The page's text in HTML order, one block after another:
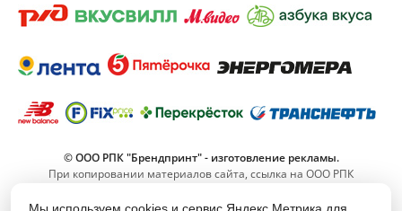
© ООО РПК "Брендпринт" - изготовление рекламы.
При копировании материалов сайта, ссылка на ООО РПК